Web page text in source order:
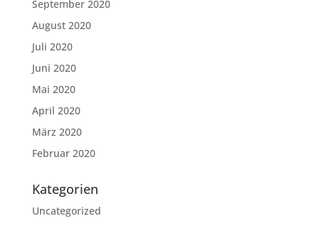
September 2020
August 2020
Juli 2020
Juni 2020
Mai 2020
April 2020
März 2020
Februar 2020
Kategorien
Uncategorized